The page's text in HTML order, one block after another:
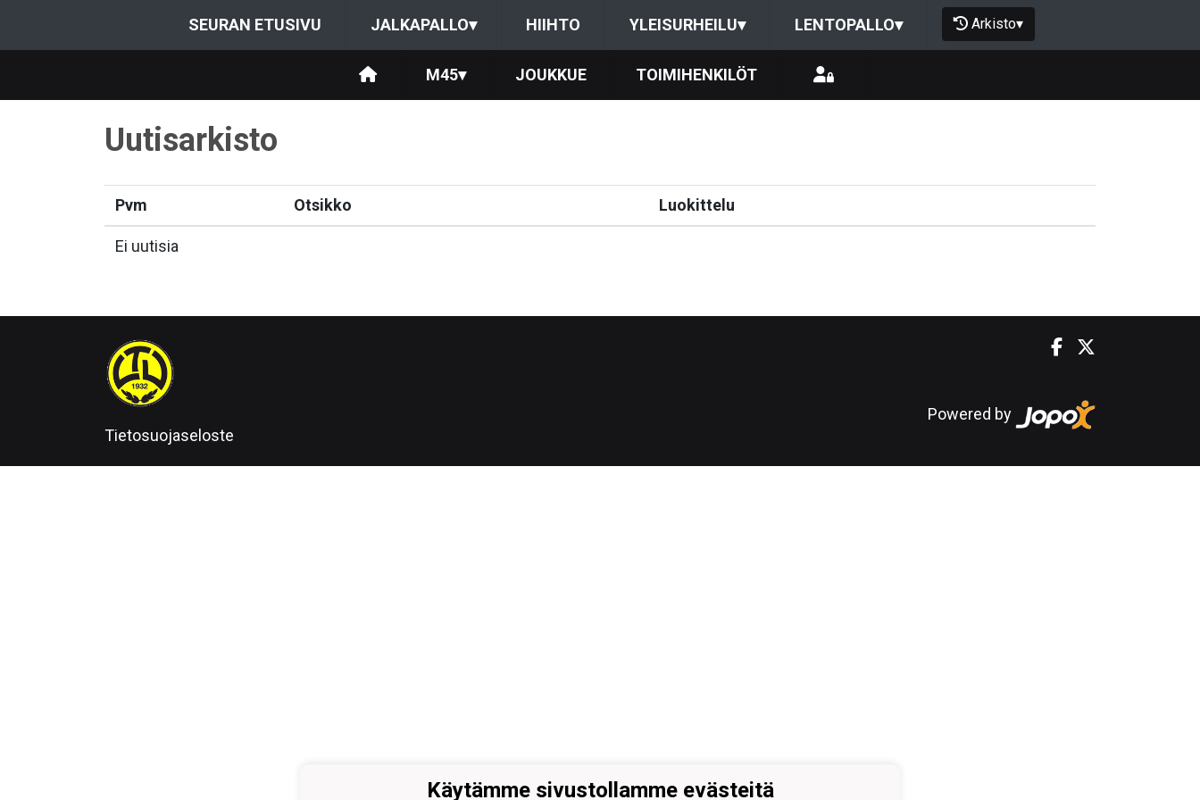
SEURAN ETUSIVU JALKAPALLO▾ HIIHTO YLEISURHEILU▾ LENTOPALLO▾ Arkisto▾
M45▾ JOUKKUE TOIMIHENKILÖT
Uutisarkisto
Pvm Otsikko Luokittelu
Ei uutisia
Tietosuojaseloste
Powered by
Käytämme sivustollamme evästeitä